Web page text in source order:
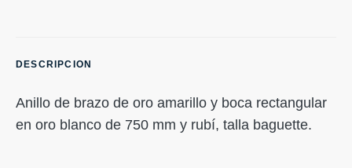
DESCRIPCION
Anillo de brazo de oro amarillo y boca rectangular
en oro blanco de 750 mm y rubí, talla baguette.